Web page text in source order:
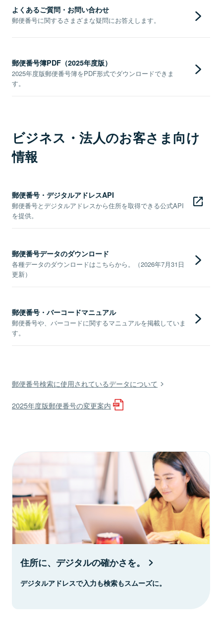
よくあるご質問・お問い合わせ
郵便番号に関するさまざまな疑問にお答えします。
郵便番号簿PDF（2025年度版）
2025年度版郵便番号簿をPDF形式でダウンロードできま
す。
ビジネス・法人のお客さま向け
情報
郵便番号・デジタルアドレスAPI
郵便番号とデジタルアドレスから住所を取得できる公式API
を提供。
郵便番号データのダウンロード
各種データのダウンロードはこちらから。（2026年7月31日
更新）
郵便番号・バーコードマニュアル
郵便番号や、バーコードに関するマニュアルを掲載していま
す。
郵便番号検索に使用されているデータについて
2025年度版郵便番号の変更案内
住所に、デジタルの確かさを。
デジタルアドレスで入力も検索もスムーズに。